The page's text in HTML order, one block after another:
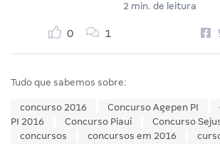
2 min. de leitura
0 1
Tudo que sabemos sobre:
concurso 2016 Concurso Agepen PI
PI 2016
Concurso Piauí
Concurso
concursos
concursos em 2016